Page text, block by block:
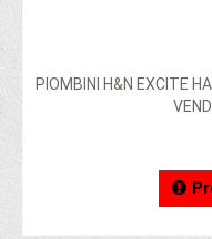
PIOMBINI H&N EXCITE